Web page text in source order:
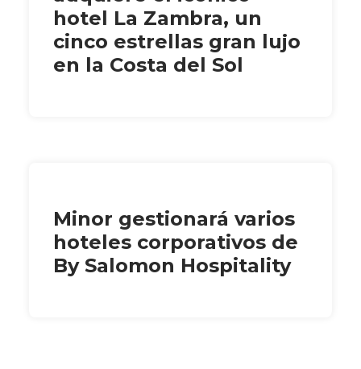
hotel La Zambra, un
cinco estrellas gran lujo
en la Costa del Sol
Minor gestionará varios
hoteles corporativos de
By Salomon Hospitality